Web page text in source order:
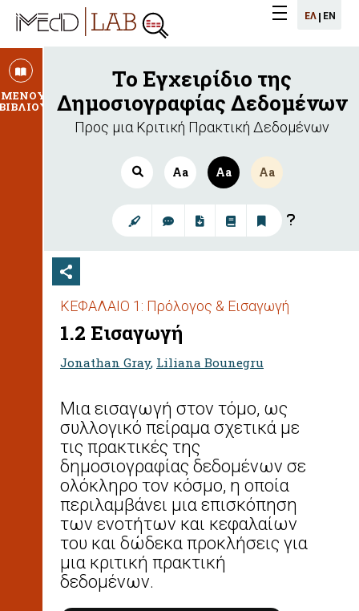
iMEdD
logo
iMEdD
Lab
MenuΕΛ ΕN
ΜΕΝΟΥ
Το Εγχειρίδιο της
Δημοσιογραφίας Δεδομένων
Προς μια Κριτική Πρακτική Δεδομένων
Aa Aa Aa
ΚΕΦΑΛΑΙΟ 1: Πρόλογος & Εισαγωγή
1.2 Εισαγωγή
Jonathan Gray, Liliana Bounegru
Μια εισαγωγή στον τόμο, ως
συλλογικό πείραμα σχετικά με
τις πρακτικές της
δημοσιογραφίας δεδομένων σε
ολόκληρο τον κόσμο, η οποία
περιλαμβάνει μια επισκόπηση
των ενοτήτων και κεφαλαίων
του και δώδεκα προκλήσεις για
μια κριτική πρακτική
δεδομένων.